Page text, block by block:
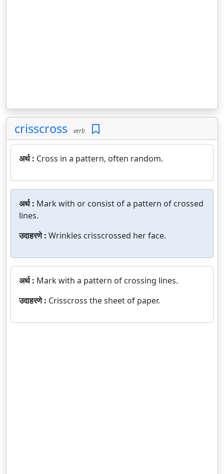
crisscross verb
अर्थ : Cross in a pattern, often random.
अर्थ : Mark with or consist of a pattern of crossed
lines.
उदाहरणे : Wrinkles crisscrossed her face.
अर्थ : Mark with a pattern of crossing lines.
उदाहरणे : Crisscross the sheet of paper.